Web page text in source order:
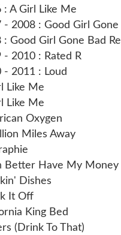
: A Girl Like Me
- 2008 : Good Girl Gone
: Good Girl Gone Bad
- 2010 : Rated R
- 2011 : Loud
Like Me
Like Me
Oxygen
Miles Away
Better Have My Money
Dishes
It Off
King Bed
(Drink To That)